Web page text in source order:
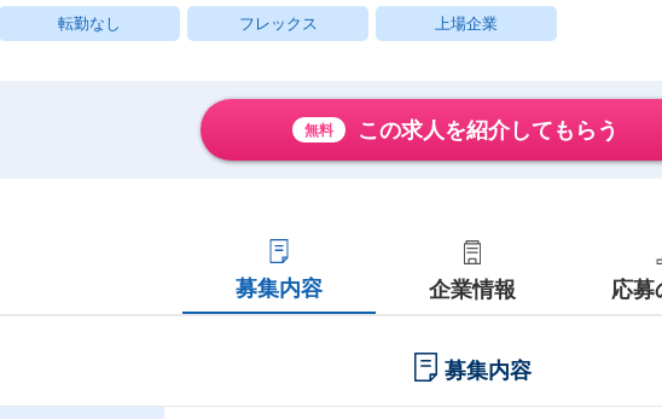
転勤なし フレックス 上場企業
無料 この求人を紹介してもらう
募集内容 企業情報 応募
募集内容